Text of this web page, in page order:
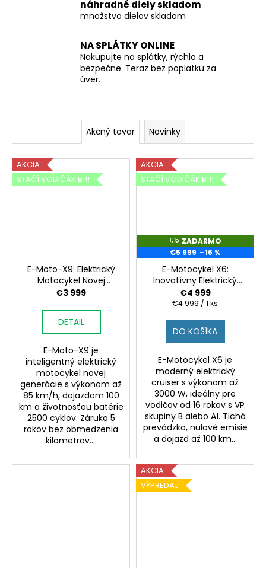
j
náhradné diely skladom
množstvo dielov skladom
NA SPLÁTKY ONLINE
Nakupujte na splátky, rýchlo a
bezpečne. Teraz bez poplatku za
úver.
Akčný tovar Novinky
AKCIA
STAČÍ VODIČÁK B!!!
E-Moto-X9: Elektrický
Motocykel Novej
Generácie | Výkon a
Pohotovom Balení
€3 999
DETAIL
E-Moto-X9 je
inteligentný elektrický
motocykel novej
generácie s výkonom až
85 km/h, dojazdom 100
km a životnosťou batérie
2500 cyklov. Záruka 5
rokov bez obmedzenia
kilometrov....
AKCIA
STAČÍ VODIČÁK B!!!
Z
A
D
R
M
O
ZADARMO
€5 999 –16 %
E-Motocykel X6:
Inovatívny Elektrický
Cruiser |
Vysokovýkonný a
€4 999
Jednotková
€4 999 / 1 ks
DO KOŠÍKA
E-Motocykel X6 je
moderný elektrický
cruiser s výkonom až
3000 W, ideálny pre
vodičov od 16 rokov s VP
skupiny B alebo A1. Tichá
prevádzka, nulové emisie
a dojazd až 100 km...
AKCIA
VÝPREDAJ
HĽADAŤ
O
BUGINA
ROAD
(BUGGY
4X2
OFF
ROAD)
799